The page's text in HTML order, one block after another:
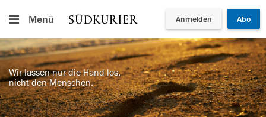
Menü Anmelden Abo
Wir lassen nur die Hand los,
nicht den Menschen.